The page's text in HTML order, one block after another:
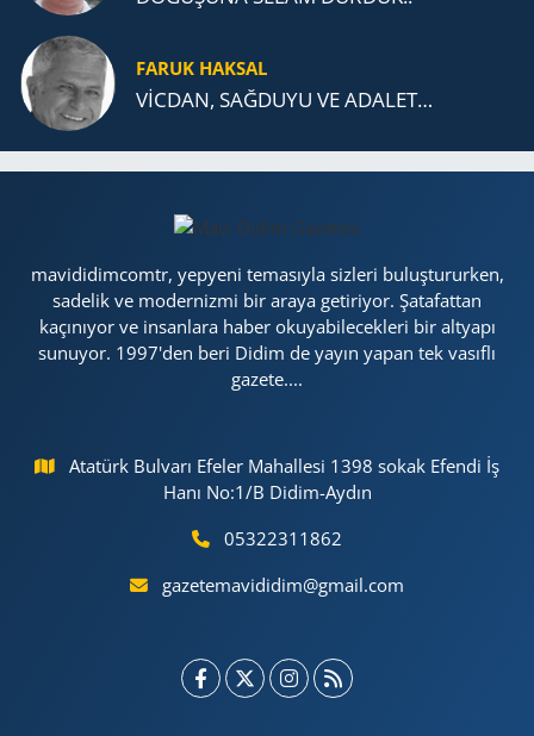
FARUK HAKSAL
VİCDAN, SAĞ­DU­YU VE ADA­LET…
mavididimcomtr, yepyeni temasıyla sizleri buluştururken,
sadelik ve modernizmi bir araya getiriyor. Şatafattan
kaçınıyor ve insanlara haber okuyabilecekleri bir altyapı
sunuyor. 1997'den beri Didim de yayın yapan tek vasıflı
gazete....
Atatürk Bulvarı Efeler Mahallesi 1398 sokak Efendi İş
Hanı No:1/B Didim-Aydın
05322311862
gazetemavididim@gmail.com